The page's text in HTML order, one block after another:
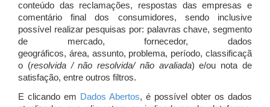
conteúdo das reclamações, respostas das empresas e
comentário final dos consumidores, sendo inclusive
possível realizar pesquisas por: palavras chave, segmento
de mercado, fornecedor, dados
geográficos, área, assunto, problema, período, classificaçã
o (resolvida / não resolvida/ não avaliada) e/ou nota de
satisfação, entre outros filtros.
E clicando em Dados Abertos, é possível obter os dados